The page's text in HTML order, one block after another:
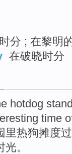
分 ; 在黎明
在破晓时分
hotdog
time
里热狗摊度过
光。